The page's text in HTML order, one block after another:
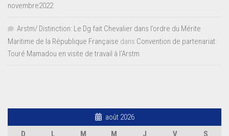
novembre2022
Arstm/ Distinction: Le Dg fait Chevalier dans l’ordre du Mérite
Maritime de la République Française dans Convention de partenariat:
Touré Mamadou en visite de travail à l’Arstm
août 2026
D
L M M J V
S